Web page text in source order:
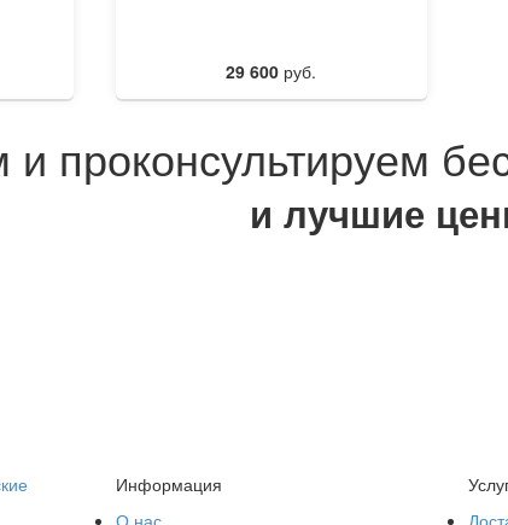
29 600 руб.
проконсультируем
и лучшие
Информация
О нас